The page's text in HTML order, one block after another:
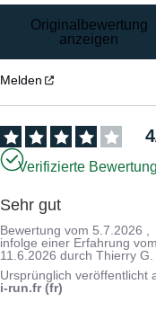
Originalbewertung
anzeigen
Melden
4
Verifizierte
Sehr gut
Bewertung vom 5.7.2026 ,
infolge einer Erfahrung
11.6.2026 durchThierry G.
Ursprünglich veröffentlicht
i-run.fr (fr)